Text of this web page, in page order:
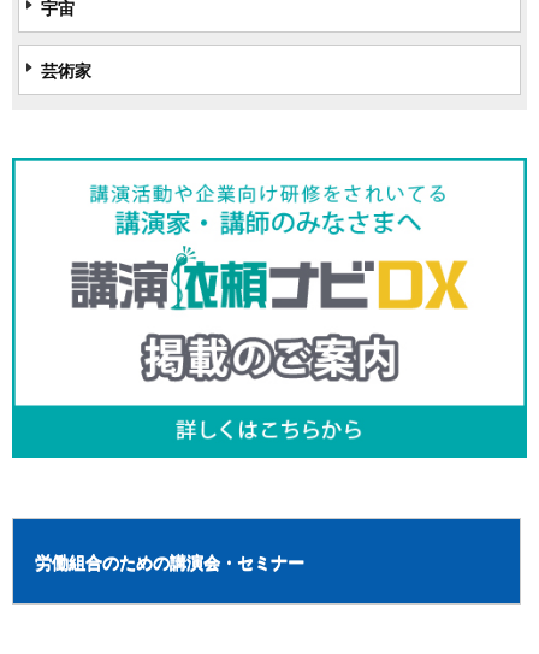
宇宙
芸術家
労働組合のための講演会・セミナー